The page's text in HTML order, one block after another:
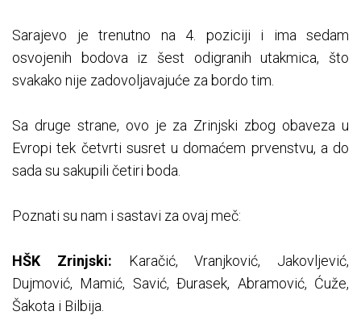
Sarajevo je trenutno na 4. poziciji i ima sedam
osvojenih bodova iz šest odigranih utakmica, što
svakako nije zadovoljavajuće za bordo tim.
Sa druge strane, ovo je za Zrinjski zbog obaveza u
Evropi tek četvrti susret u domaćem prvenstvu, a do
sada su sakupili četiri boda.
Poznati su nam i sastavi za ovaj meč:
HŠK Zrinjski: Karačić, Vranjković, Jakovljević,
Dujmović, Mamić, Savić, Đurasek, Abramović, Ćuže,
Šakota i Bilbija.